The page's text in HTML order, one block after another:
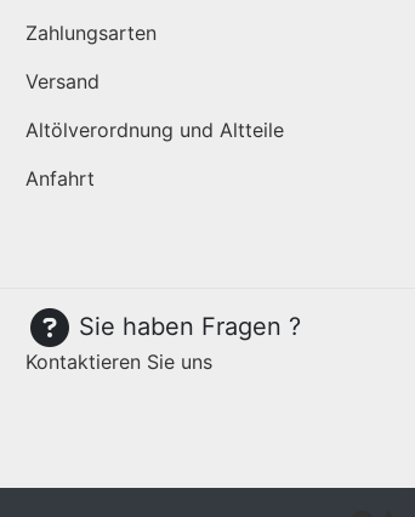
Zahlungsarten
Versand
Altölverordnung und Altteile
Anfahrt
Sie haben Fragen ?
Kontaktieren Sie uns